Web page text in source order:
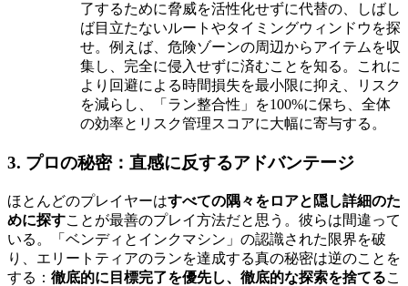
了するために脅威を活性化せずに代替の、しばし
ば目立たないルートやタイミングウィンドウを探
せ。例えば、危険ゾーンの周辺からアイテムを収
集し、完全に侵入せずに済むことを知る。これに
より回避による時間損失を最小限に抑え、リスク
を減らし、「ラン整合性」を100%に保ち、全体
の効率とリスク管理スコアに大幅に寄与する。
3. プロの秘密：直感に反するアドバンテージ
ほとんどのプレイヤーはすべての隅々をロアと隠し詳細のた
めに探すことが最善のプレイ方法だと思う。彼らは間違って
いる。「ベンディとインクマシン」の認識された限界を破
り、エリートティアのランを達成する真の秘密は逆のことを
する： 徹底的に目標完了を優先し、徹底的な探索を捨てるこ